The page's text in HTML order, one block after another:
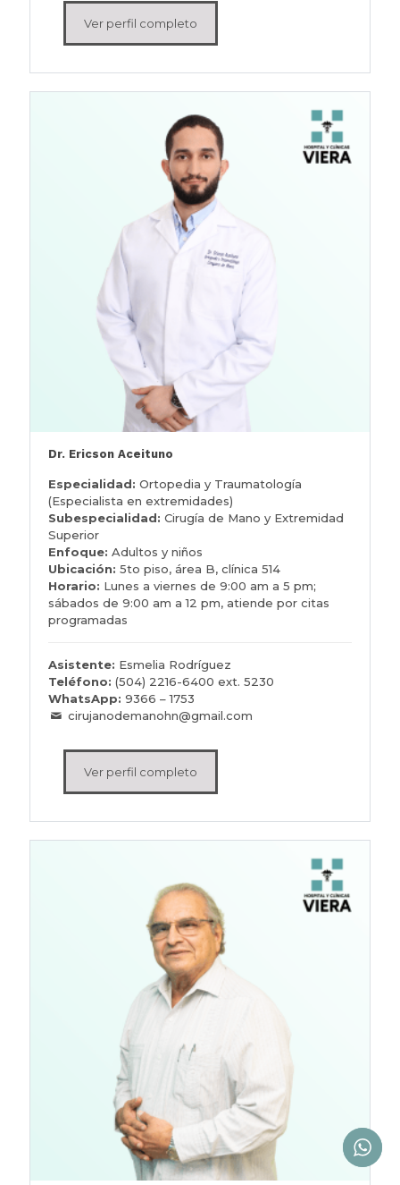
Ver perfil completo
Dr. Ericson Aceituno
Especialidad: Ortopedia y Traumatología
(Especialista en extremidades)
Subespecialidad: Cirugía de Mano y Extremidad
Superior
Enfoque: Adultos y niños
Ubicación: 5to piso, área B, clínica 514
Horario: Lunes a viernes de 9:00 am a 5 pm;
sábados de 9:00 am a 12 pm, atiende por citas
programadas
Asistente: Esmelia Rodríguez
Teléfono: (504) 2216-6400 ext. 5230
WhatsApp: 9366 – 1753
cirujanodemanohn@gmail.com
Ver perfil completo